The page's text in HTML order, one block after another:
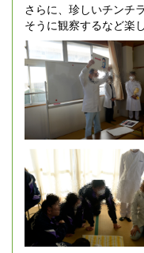
さらに、珍しいチンチ
そうに観察するなど楽